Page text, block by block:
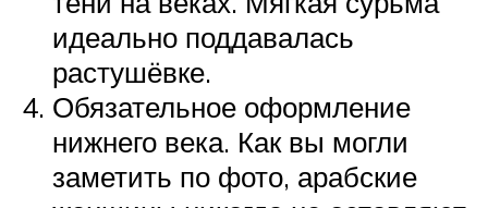
идеально поддавалась
растушёвке.
Обязательное оформление
нижнего века. Как вы могли
заметить по фото, арабские